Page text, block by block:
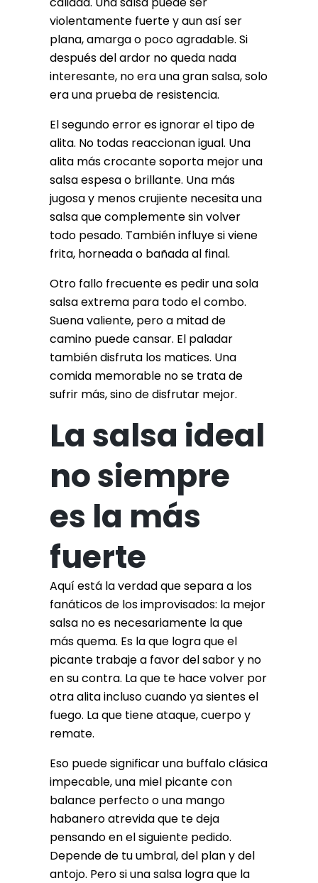
violentamente fuerte y aun así ser
plana, amarga o poco agradable. Si
después del ardor no queda nada
interesante, no era una gran salsa, solo
era una prueba de resistencia.
El segundo error es ignorar el tipo de
alita. No todas reaccionan igual. Una
alita más crocante soporta mejor una
salsa espesa o brillante. Una más
jugosa y menos crujiente necesita una
salsa que complemente sin volver
todo pesado. También influye si viene
frita, horneada o bañada al final.
Otro fallo frecuente es pedir una sola
salsa extrema para todo el combo.
Suena valiente, pero a mitad de
camino puede cansar. El paladar
también disfruta los matices. Una
comida memorable no se trata de
sufrir más, sino de disfrutar mejor.
La salsa ideal
no siempre
es la más
fuerte
Aquí está la verdad que separa a los
fanáticos de los improvisados: la mejor
salsa no es necesariamente la que
más quema. Es la que logra que el
picante trabaje a favor del sabor y no
en su contra. La que te hace volver por
otra alita incluso cuando ya sientes el
fuego. La que tiene ataque, cuerpo y
remate.
Eso puede significar una buffalo clásica
impecable, una miel picante con
balance perfecto o una mango
habanero atrevida que te deja
pensando en el siguiente pedido.
Depende de tu umbral, del plan y del
antojo. Pero si una salsa logra que la